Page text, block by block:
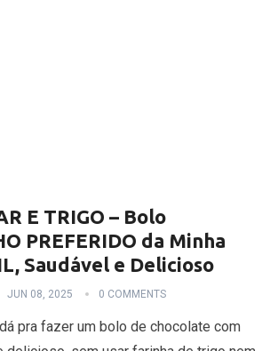
E TRIGO – Bolo
PREFERIDO da Minha
Saudável e Delicioso
JUN 08, 2025 0 COMMENTS
pra fazer um bolo de chocolate com